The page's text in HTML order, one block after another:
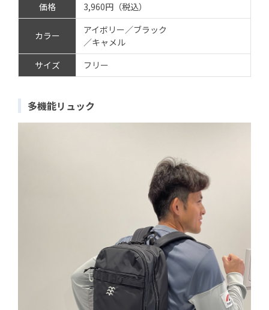
価格 3,960円（税込）
カラー
アイボリー／ブラック
／キャメル
サイズ
フリー
多機能リュック